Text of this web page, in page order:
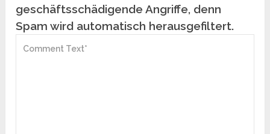
geschäftsschädigende Angriffe, denn
Spam wird automatisch herausgefiltert.